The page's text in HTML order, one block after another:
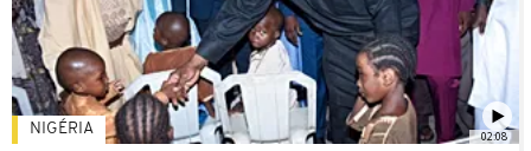
02:08
NIGÉRIA